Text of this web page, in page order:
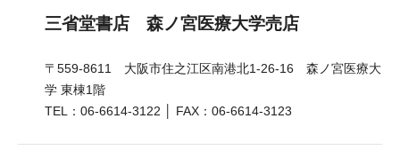
三省堂書店 森ノ宮医療大学売店
〒559-8611 大阪市住之江区南港北1-26-16 森ノ宮医療大
学 東棟1階
TEL：06-6614-3122 │ FAX：06-6614-3123